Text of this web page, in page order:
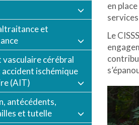
et
vasculaire cérébral
accident ischémique
(AIT)
antécédents,
et tutelle
en
Le